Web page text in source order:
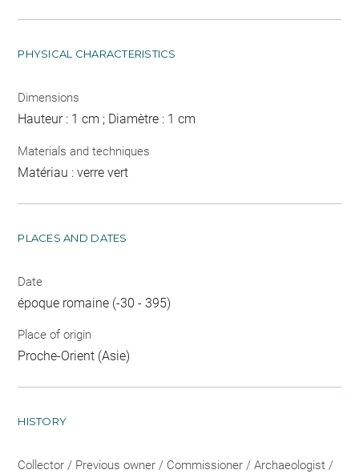
PHYSICAL CHARACTERISTICS
Dimensions
Hauteur : 1 cm ; Diamètre : 1 cm
Materials and techniques
Matériau : verre vert
PLACES AND DATES
Date
époque romaine (-30 - 395)
Place of origin
Proche-Orient (Asie)
HISTORY
Collector / Previous owner / Commissioner / Archaeologist /